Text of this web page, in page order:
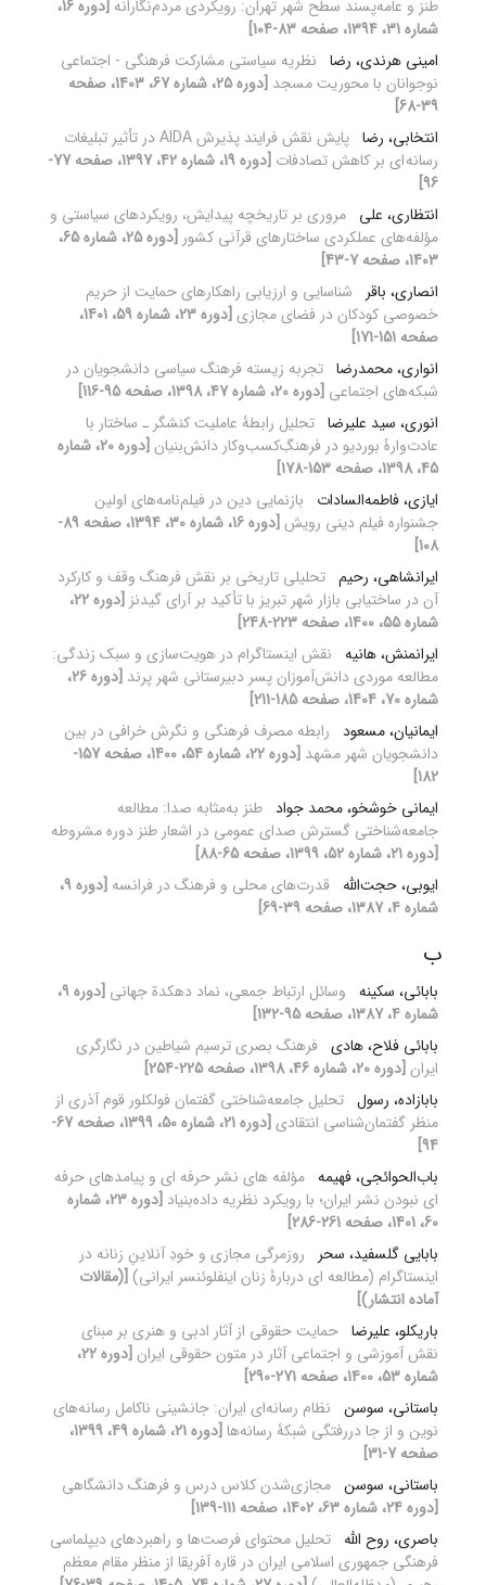
طنز و عامه‌پسند سطح شهر تهران: رویکردی مردم‌نگارانه
[دوره 16،
شماره 31، 1394، صفحه 83-104]
امینی هرندی، رضا نظریه سیاستی مشارکت فرهنگی - اجتماعی
نوجوانان با محوریت مسجد
[دوره 25، شماره 67، 1403، صفحه
39-68]
انتخابی، رضا
پایش نقش فرایند پذیرش AIDA در تأثیر تبلیغات
رسانه ‌ای بر کاهش تصادفات
[دوره 19، شماره 42، 1397، صفحه 77-
96]
انتظاری، علی مروری بر تاریخچه پیدایش، رویکردهای سیاستی و
مؤلفه‌های عملکردی ساختارهای قرآنی کشور
[دوره 25، شماره 65،
1403، صفحه 7-43]
انصاری، باقر
شناسایی و ارزیابی راهکارهای حمایت از حریم
خصوصی کودکان در فضای مجازی
[دوره 23، شماره 59، 1401،
صفحه 151-171]
انواری، محمدرضا تجربه زیسته فرهنگ سیاسی دانشجویان در
شبکه‌های اجتماعی [دوره 20، شماره 47، 1398، صفحه 95-116]
انوری، سید علیرضا
تحلیل رابطۀ عاملیت کنشگر‌‌‌‎‌ ـ‌ ساختار با
عادت‌وارۀ بوردیو در فرهنگِ‌کسب‌وکار دانش‌بنیان
[دوره 20، شماره
45، 1398، صفحه 153-178]
ایازی، فاطمه‌السادات
بازنمایی دین در فیلم‌نامه‌های اولین
جشنواره فیلم دینی رویش
[دوره 16، شماره 30، 1394، صفحه 89-
108]
ایرانشاهی، رحیم تحلیلی تاریخی بر نقش فرهنگ وقف و کارکرد
آن در ساختیابی بازار شهر تبریز با تأکید بر آرای گیدنز
[دوره 22،
شماره 55، 1400، صفحه 223-248]
ایرانمنش، هانیه نقش اینستاگرام در هویت‌سازی و سبک زندگی:
مطالعه موردی دانش‌آموزان پسر دبیرستانی شهر پرند
[دوره 26،
شماره 70، 1404، صفحه 185-211]
ایمانیان، مسعود رابطه مصرف فرهنگی و نگرش خرافی در بین
دانشجویان شهر مشهد
[دوره 22، شماره 54، 1400، صفحه 157-
182]
ایمانی خوشخو، محمد جواد طنز به‌مثابه صدا: مطالعه
جامعه‌شناختی گسترش صدای عمومی در اشعار طنز دوره مشروطه
[دوره 21، شماره 52، 1399، صفحه 65-88]
ایوبی، حجت‌الله
قدرت‌های محلی و فرهنگ در فرانسه
[دوره 9،
شماره 4، 1387، صفحه 39-69]
ب
بابائی، سکینه وسائل ارتباط جمعی، نماد دهکدة جهانی
[دوره 9،
شماره 4، 1387، صفحه 95-132]
بابائی فلاح، هادی فرهنگ بصری ترسیم شیاطین در نگارگری
ایران [دوره 20، شماره 46، 1398، صفحه 225-254]
بابازاده، رسول تحلیل جامعه‌شناختی گفتمان فولکلور قوم آذری از
منظر گفتمان‌شناسی انتقادی
[دوره 21، شماره 50، 1399، صفحه 67-
94]
باب‌الحوائجی، فهیمه مؤلفه های نشر حرفه ای و پیامدهای حرفه
ای نبودن نشر ایران؛ با رویکرد نظریه داده‌بنیاد
[دوره 23، شماره
60، 1401، صفحه 261-286]
بابایی گلسفید، سحر
روزمرگی مجازی و خودِ آنلاینِ زنانه در
اینستاگرام (مطالعه ای دربارۀ زنان اینفلوئنسر ایرانی) [(مقالات
آماده انتشار)]
باریکلو، علیرضا حمایت حقوقی از آثار ادبی و هنری بر مبنای
نقش آموزشی و اجتماعی آثار در متون حقوقی ایران
[دوره 22،
شماره 53، 1400، صفحه 271-290]
باستانی، سوسن نظام رسانه‌ای ایران: جانشینی ناکامل رسانه‌های
نوین و از جا دررفتگی شبکۀ رسانه‌ها
[دوره 21، شماره 49، 1399،
صفحه 7-31]
باستانی، سوسن مجازی‌شدن کلاس درس و فرهنگ دانشگاهی
[دوره 24، شماره 63، 1402، صفحه 111-139]
باصری، روح الله تحلیل محتوای فرصت‌ها و راهبردهای دیپلماسی
فرهنگی جمهوری اسلامی ایران در قاره آفریقا از منظر مقام معظم